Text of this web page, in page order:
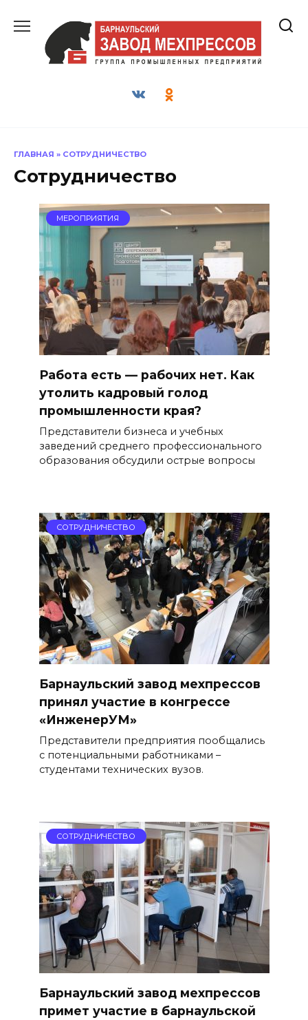
содержанию
ГЛАВНАЯ » СОТРУДНИЧЕСТВО
Сотрудничество
МЕРОПРИЯТИЯ
Работа есть — рабочих нет. Как
утолить кадровый голод
промышленности края?
Представители бизнеса и учебных
заведений среднего профессионального
образования обсудили острые вопросы
СОТРУДНИЧЕСТВО
Барнаульский завод мехпрессов
принял участие в конгрессе
«ИнженерУМ»
Представители предприятия пообщались
с потенциальными работниками –
студентами технических вузов.
СОТРУДНИЧЕСТВО
Барнаульский завод мехпрессов
примет участие в барнаульской